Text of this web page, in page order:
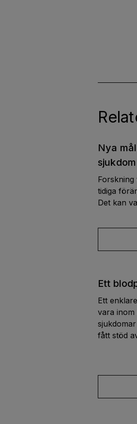
Nya
sjukdom
tidiga
Det kan
Ett
Ett
vara
fått stöd